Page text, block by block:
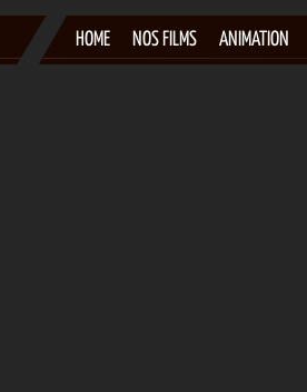
HOME NOS FILMS ANIMATION